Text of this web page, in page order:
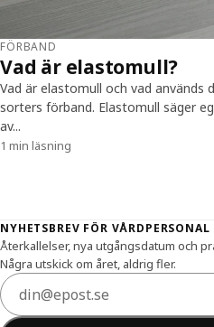
FÖRBAND
Vad är elastomull?
Vad är elastomull och vad
sorters förband. Elastomull säger
av...
1 min läsning
Sidfot
NYHETSBREV FÖR VÅRDPERSONAL
Återkallelser, nya utgångsdatum och
Några utskick om året, aldrig fler.
E-postadress